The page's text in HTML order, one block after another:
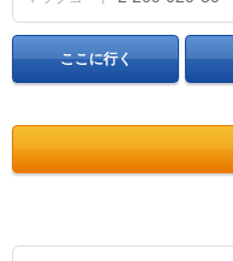
ここに行く